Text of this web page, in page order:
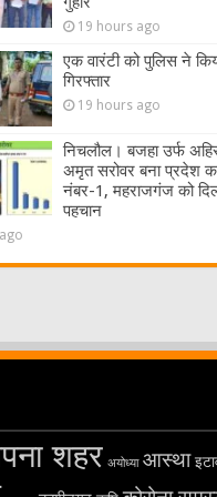
19 hours ago
एक वारंटी को पुलिस ने
गिरफ्तार
19 hours ago
निचलौल। बजहा उर्फ
अमृत सरोवर बना प्रदेश
नंबर-1, महराजगंज को
पहचान
शहर अयोध्या आस्था